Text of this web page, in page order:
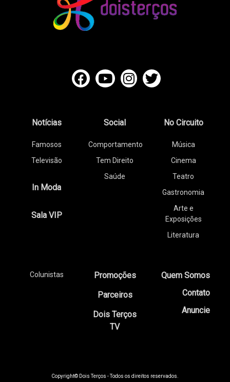
Notícias
Famosos
Televisão
In Moda
Sala VIP
Social
Comportamento
Tem Direito
Saúde
No Circuito
Música
Cinema
Teatro
Gastronomia
Arte e
Exposições
Literatura
Colunistas
Promoções
Parceiros
Dois Terços
TV
Quem Somos
Contato
Anuncie
Copyright© Dois Terços - Todos os direitos reservados.